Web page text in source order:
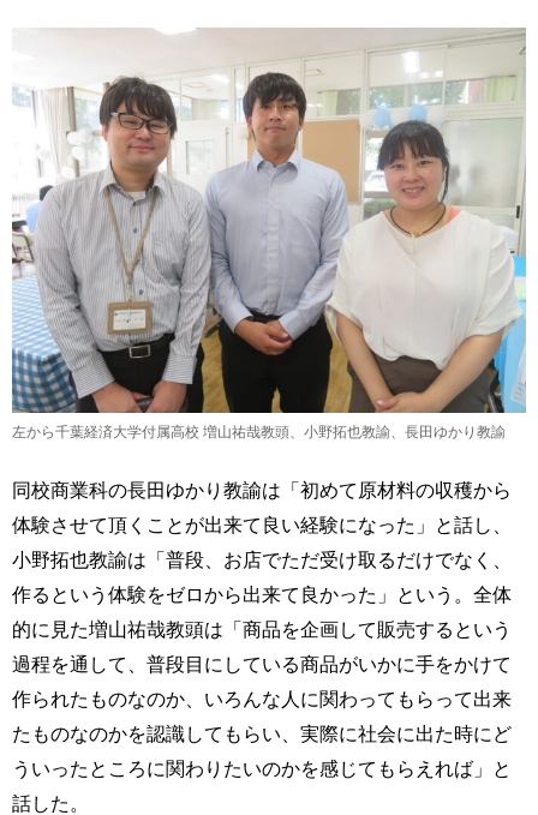
左から千葉経済大学付属高校 増山祐哉教頭、小野拓也教諭、長田ゆかり教諭
同校商業科の長田ゆかり教諭は「初めて原材料の収穫から
体験させて頂くことが出来て良い経験になった」と話し、
小野拓也教諭は「普段、お店でただ受け取るだけでなく、
作るという体験をゼロから出来て良かった」という。全体
的に見た増山祐哉教頭は「商品を企画して販売するという
過程を通して、普段目にしている商品がいかに手をかけて
作られたものなのか、いろんな人に関わってもらって出来
たものなのかを認識してもらい、実際に社会に出た時にど
ういったところに関わりたいのかを感じてもらえれば」と
話した。